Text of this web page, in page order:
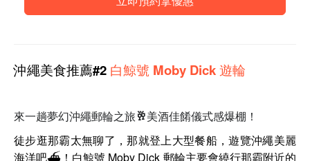
沖繩美食推薦#2 白鯨號 Moby Dick 遊輪
來一趟夢幻沖繩郵輪之旅🥂美酒佳餚儀式感爆棚！
徒步逛那霸太無聊了，那就登上大型餐船，遊覽沖繩美麗
海洋吧⛴！白鯨號 Moby Dick 郵輪主要會繞行那霸附近的